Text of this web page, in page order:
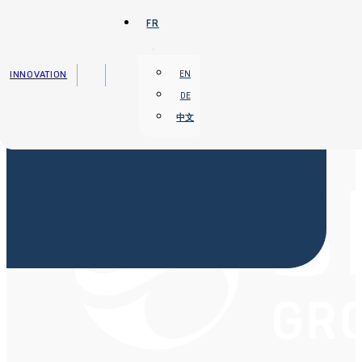
Passer au contenu principal Passer au pied de page
INNOVATION
FR
EN
DE
中文